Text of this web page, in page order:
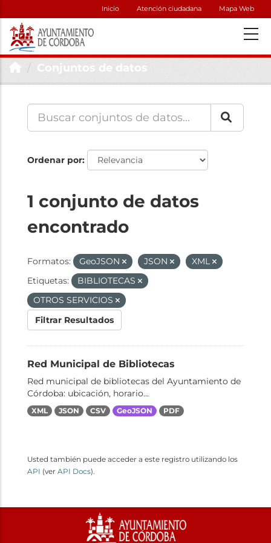
Inicio Atención ciudadana Mapa Web
Conjuntos de datos
Ordenar por
1 conjunto de datos
encontrado
Formatos: GeoJSON JSON
XML
Etiquetas:
BIBLIOTECAS
OTROS SERVICIOS
Filtrar Resultados
Red Municipal de Bibliotecas
Red municipal de bibliotecas del Ayuntamiento de
Córdoba: ubicación, horario...
XML JSON CSV GeoJSON PDF
Usted también puede acceder a este registro utilizando los
API (ver API Docs).